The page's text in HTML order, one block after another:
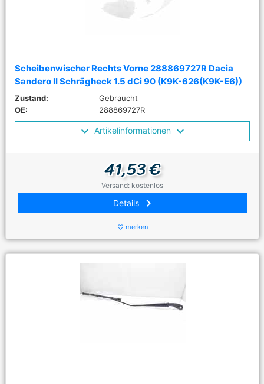
Scheibenwischer Rechts Vorne 288869727R Dacia
Sandero II Schrägheck 1.5 dCi 90 (K9K-626(K9K-E6))
Zustand:
Gebraucht
OE:
288869727R
Artikelinformationen
41,53 €
Versand: kostenlos
Details keyboard_arrow_right
favorite_border merken